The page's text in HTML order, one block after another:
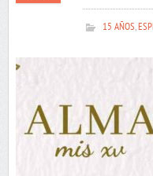
15 AÑOS,